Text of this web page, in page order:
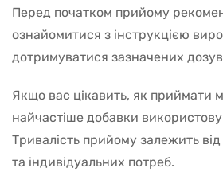
Перед початком прийому
ознайомитися з інструкцією
дотримуватися зазначених
Якщо вас цікавить, як приймати
найчастіше добавки
Тривалість прийому залежить
та індивідуальних потреб.